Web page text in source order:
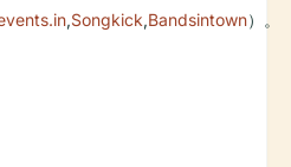
,Songkick,Bandsintown）。